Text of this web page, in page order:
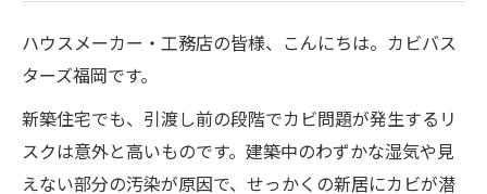
ハウスメーカー・工務店の皆様、こんにちは。カビバス
ターズ福岡です。
新築住宅でも、引渡し前の段階でカビ問題が発生するリ
スクは意外と高いものです。建築中のわずかな湿気や見
えない部分の汚染が原因で、せっかくの新居にカビが潜